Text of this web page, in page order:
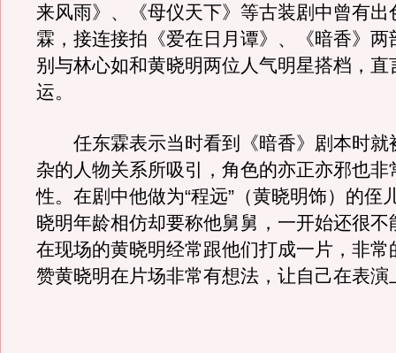
来风雨》、《母仪天下》等古装剧中曾有出
霖，接连接拍《爱在日月谭》、《暗香》两
别与林心如和黄晓明两位人气明星搭档，直
运。
任东霖表示当时看到《暗香》剧本时就
杂的人物关系所吸引，角色的亦正亦邪也非
性。在剧中他做为“程远”（黄晓明饰）的侄
晓明年龄相仿却要称他舅舅，一开始还很不
在现场的黄晓明经常跟他们打成一片，非常
赞黄晓明在片场非常有想法，让自己在表演